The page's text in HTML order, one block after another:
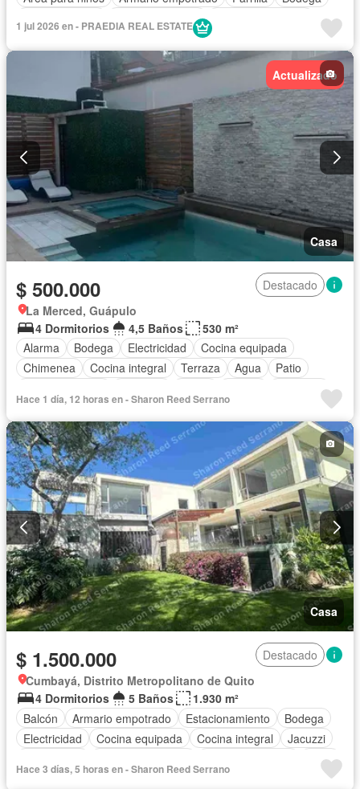
Cocina equipada
Electricidad
Garita de guardianía
Patio Conserje Seguridad Sin amoblar
1 jul 2026 en - PRAEDIA REAL ESTATE
Actualizado
Casa
$ 500.000
Destacado
La Merced, Guápulo
4 Dormitorios
4,5 Baños
530 m²
Alarma
Bodega Electricidad
Cocina equipada
Chimenea
Cocina integral Terraza Agua
Patio
Ascensor
Seguridad
Piscina Sin amoblar
Hace 1 día, 12 horas en - Sharon Reed Serrano
Casa
$ 1.500.000
Destacado
Cumbayá, Distrito Metropolitano de Quito
4 Dormitorios
5 Baños
1.930 m²
Balcón
Armario empotrado Estacionamiento
Bodega
Electricidad
Cocina equipada Cocina integral
Jacuzzi
Agua
Conserje
Acceso para personas con discapacidad
Hace 3 días, 5 horas en - Sharon Reed Serrano